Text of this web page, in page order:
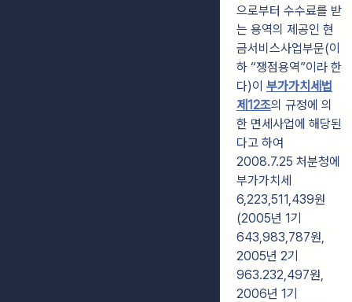
으로부터 수수료를 받
는 용역의 제공인 현
금서비스사업부문(이
하 “쟁점용역”이라 한
다)이 부가가치세법
제12조의 규정에 의
한 면세사업에 해당된
다고 하여
2008.7.25 처분청에
부가가치세
6,223,511,439원
(2005년 1기
643,983,787원,
2005년 2기
963.232,497원,
2006년 1기